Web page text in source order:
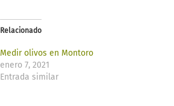
Relacionado
Medir olivos en Montoro
enero 7, 2021
Entrada similar